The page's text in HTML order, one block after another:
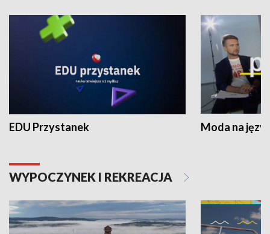
EDU Przystanek Moda na
WYPOCZYNEK I REKREACJA